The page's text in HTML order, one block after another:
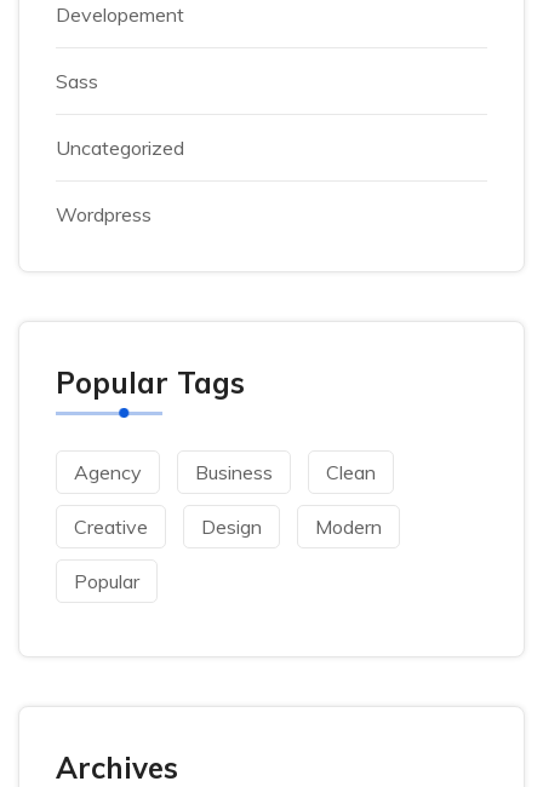
Developement
Sass
Uncategorized
Wordpress
Popular Tags
Agency Business Clean
Creative Design Modern
Popular
Archives